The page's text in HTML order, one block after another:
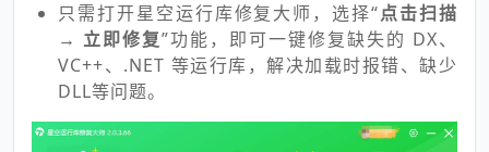
只需打开星空运行库修复大师，选择“点击扫描
→ 立即修复”功能，即可一键修复缺失的 DX、
VC++、.NET 等运行库，解决加载时报错、缺少
DLL等问题。